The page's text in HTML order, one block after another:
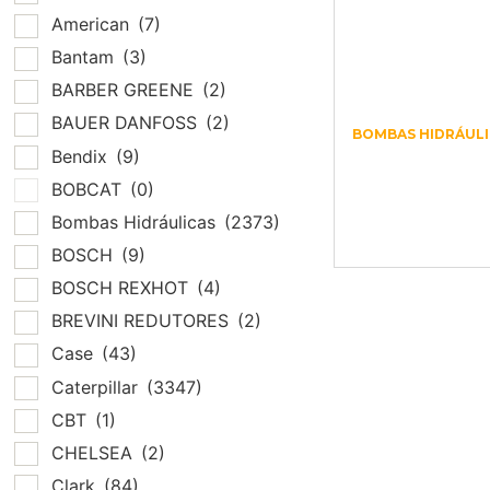
American (7)
Bantam (3)
BARBER GREENE (2)
BAUER DANFOSS (2)
Bendix (9)
BOBCAT (0)
Bombas Hidráulicas (2373)
BOSCH (9)
BOSCH REXHOT (4)
BREVINI REDUTORES (2)
Case (43)
Caterpillar (3347)
CBT (1)
CHELSEA (2)
Clark (84)
BOMBAS